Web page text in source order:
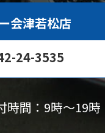
会津若松店
24-3535
時間：9時〜19時